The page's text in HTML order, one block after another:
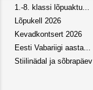
1.-8. klassi lõpuaktu...
Lõpukell 2026
Kevadkontsert 2026
Eesti Vabariigi aasta...
Stiilinädal ja sõbrapäev